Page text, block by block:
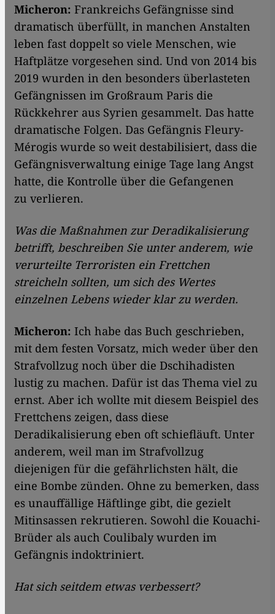
Micheron: Frankreichs Gefängnisse sind
dramatisch überfüllt, in manchen Anstalten
leben fast doppelt so viele Menschen, wie
Haftplätze vorgesehen sind. Und von 2014 bis
2019 wurden in den besonders überlasteten
Gefängnissen im Großraum Paris die
Rückkehrer aus Syrien gesammelt. Das hatte
dramatische Folgen. Das Gefängnis Fleury-
Mérogis wurde so weit destabilisiert, dass die
Gefängnisverwaltung einige Tage lang Angst
hatte, die Kontrolle über die Gefangenen
zu verlieren.
Was die Maßnahmen zur Deradikalisierung
betrifft, beschreiben Sie unter anderem, wie
verurteilte Terroristen ein Frettchen
streicheln sollten, um sich des Wertes
einzelnen Lebens wieder klar zu werden.
Micheron: Ich habe das Buch geschrieben,
mit dem festen Vorsatz, mich weder über den
Strafvollzug noch über die Dschihadisten
lustig zu machen. Dafür ist das Thema viel zu
ernst. Aber ich wollte mit diesem Beispiel des
Frettchens zeigen, dass diese
Deradikalisierung eben oft schiefläuft. Unter
anderem, weil man im Strafvollzug
diejenigen für die gefährlichsten hält, die
eine Bombe zünden. Ohne zu bemerken, dass
es unauffällige Häftlinge gibt, die gezielt
Mitinsassen rekrutieren. Sowohl die Kouachi-
Brüder als auch Coulibaly wurden im
Gefängnis indoktriniert.
Hat sich seitdem etwas verbessert?